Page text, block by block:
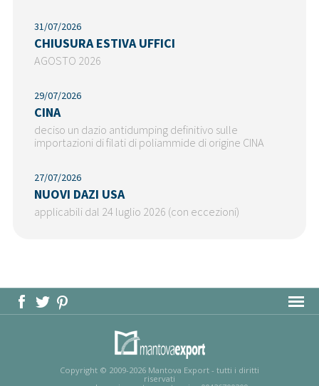
31/07/2026
CHIUSURA ESTIVA UFFICI
AGOSTO 2026
29/07/2026
CINA
deciso un dazio antidumping definitivo sulle
importazioni di filati di poliammide di origine CINA
27/07/2026
NUOVI DAZI USA
applicabili dal 24 luglio 2026 (con eccezioni)
Copyright © 2009-2026 Mantova Export - tutti i diritti
riservati